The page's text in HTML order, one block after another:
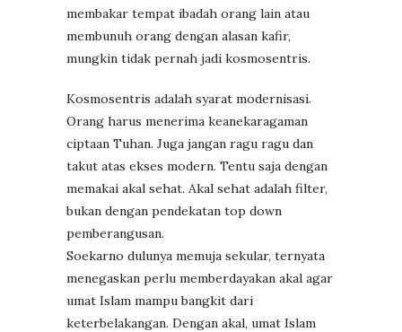
membakar tempat ibadah orang lain atau
membunuh orang dengan alasan kafir,
mungkin tidak pernah jadi kosmosentris.
Kosmosentris adalah syarat modernisasi.
Orang harus menerima keanekaragaman
ciptaan Tuhan. Juga jangan ragu ragu dan
takut atas ekses modern. Tentu saja dengan
memakai akal sehat. Akal sehat adalah filter,
bukan dengan pendekatan top down
pemberangusan.
Soekarno dulunya memuja sekular, ternyata
menegaskan perlu memberdayakan akal agar
umat Islam mampu bangkit dari
keterbelakangan. Dengan akal, umat Islam